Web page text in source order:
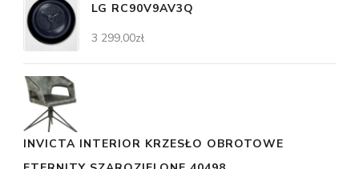
LG RC90V9AV3Q
3 299,00zł
INVICTA INTERIOR KRZESŁO OBROTOWE